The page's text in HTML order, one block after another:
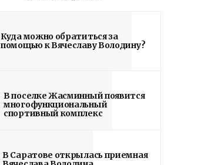
Куда можно обратиться за
помощью к Вячеславу Володину?
В поселке Жасминный появится
многофункциональный
спортивный комплекс
В Саратове открылась приемная